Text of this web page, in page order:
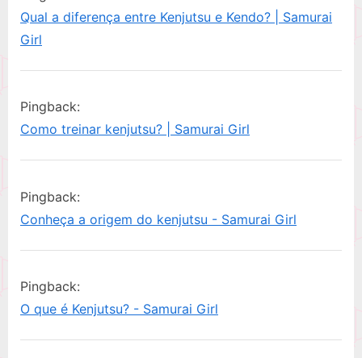
u
s
P
o
t
:
s
:
equipamento
Qual a diferença entre Kenjutsu e Kendo? | Samurai
Girl
Pingback:
Como treinar kenjutsu? | Samurai Girl
Pingback:
Conheça a origem do kenjutsu - Samurai Girl
Pingback:
O que é Kenjutsu? - Samurai Girl